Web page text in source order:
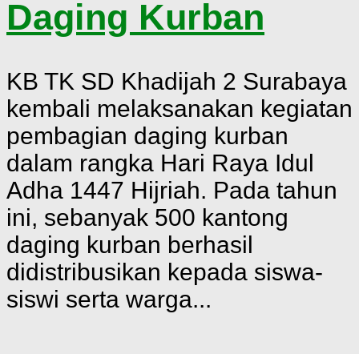
Daging Kurban
KB TK SD Khadijah 2 Surabaya
kembali melaksanakan kegiatan
pembagian daging kurban
dalam rangka Hari Raya Idul
Adha 1447 Hijriah. Pada tahun
ini, sebanyak 500 kantong
daging kurban berhasil
didistribusikan kepada siswa-
siswi serta warga...